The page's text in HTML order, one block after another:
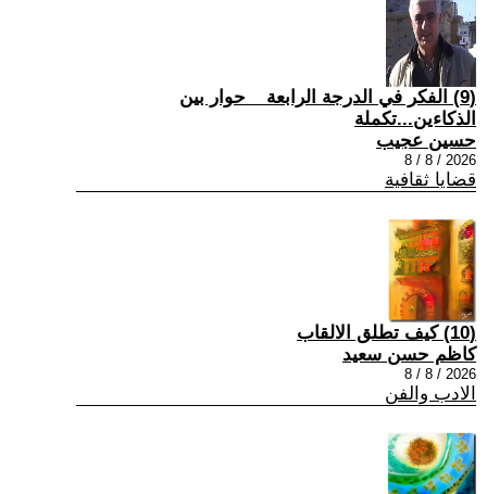
(9) الفكر في الدرجة الرابعة _ حوار بين
الذكاءين...تكملة
حسين عجيب
2026 / 8 / 8
قضايا ثقافية
(10) كيف تطلق الالقاب
كاظم حسن سعيد
2026 / 8 / 8
الادب والفن